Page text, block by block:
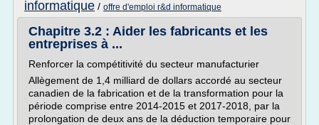
informatique / offre d'emploi r&d informatique
Chapitre 3.2 : Aider les fabricants et les
entreprises à ...
Renforcer la compétitivité du secteur manufacturier
Allègement de 1,4 milliard de dollars accordé au secteur
canadien de la fabrication et de la transformation pour la
période comprise entre 2014-2015 et 2017-2018, par la
prolongation de deux ans de la déduction temporaire pour